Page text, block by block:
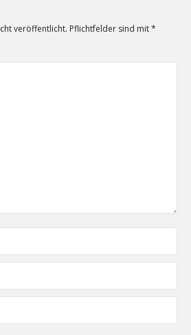
veröffentlicht. Pflichtfelder sind mit*